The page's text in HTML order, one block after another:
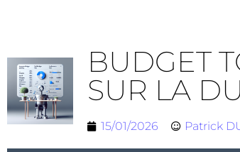
BUDGET
SUR LA
15/01/2026 Patrick